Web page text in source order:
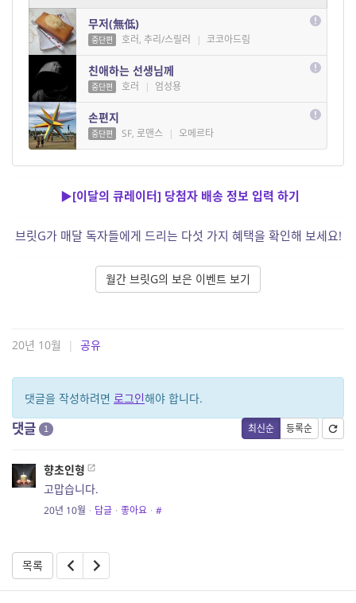
무저(無低)
중단편 호러, 추리/스릴러 | 코코아드림
친애하는 선생님께
중단편 호러 | 엄성용
손편지
중단편 SF, 로맨스 | 오메르타
▶[이달의 큐레이터] 당첨자 배송 정보 입력 하기
브릿G가 매달 독자들에게 드리는 다섯 가지 혜택을 확인해 보세요!
월간 브릿G의 보은 이벤트 보기
20년 10월 | 공유
댓글을 작성하려면 로그인해야 합니다.
최신순 등록순
댓글 1
향초인형
고맙습니다.
20년 10월 · 답글 · 좋아요 · #
목록